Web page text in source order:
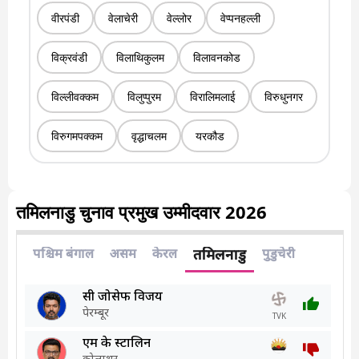
वीरपंडी वेलाचेरी वेल्लोर वेप्पनहल्ली
विक्रवंडी विलाथिकुलम विलावनकोड
विल्लीवक्कम विलुप्पुरम विरालिमलाई विरुधुनगर
विरुगमपक्कम वृद्धाचलम यरकौड
तमिलनाडु चुनाव प्रमुख उम्मीदवार 2026